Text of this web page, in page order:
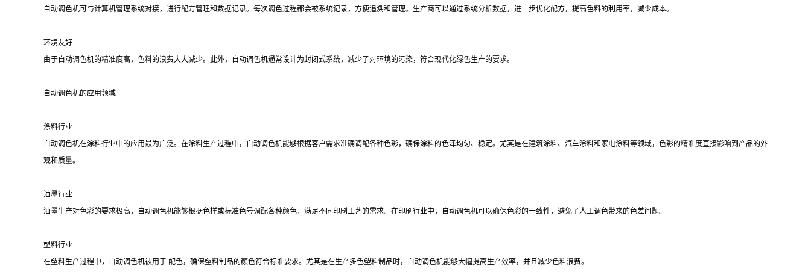
自动调色机可与计算机管理系统对接，进行配方管理和数据记录。每次调色过程都会被系统记录，方便追溯和管理。生产商可以通过系统分析数据，进一步优化配方，提高色料的利用率，减少成本。
环境友好
由于自动调色机的精准度高，色料的浪费大大减少。此外，自动调色机通常设计为封闭式系统，减少了对环境的污染，符合现代化绿色生产的要求。
自动调色机的应用领域
涂料行业
自动调色机在涂料行业中的应用最为广泛。在涂料生产过程中，自动调色机能够根据客户需求准确调配各种色彩，确保涂料的色泽均匀、稳定。尤其是在建筑涂料、汽车涂料和家电涂料等领域，色彩的精准度直接影响到产品的外
观和质量。
油墨行业
油墨生产对色彩的要求极高，自动调色机能够根据色样或标准色号调配各种颜色，满足不同印刷工艺的需求。在印刷行业中，自动调色机可以确保色彩的一致性，避免了人工调色带来的色差问题。
塑料行业
在塑料生产过程中，自动调色机被用于 配色，确保塑料制品的颜色符合标准要求。尤其是在生产多色塑料制品时，自动调色机能够大幅提高生产效率，并且减少色料浪费。